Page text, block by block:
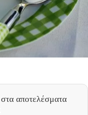
στα αποτελέσματα